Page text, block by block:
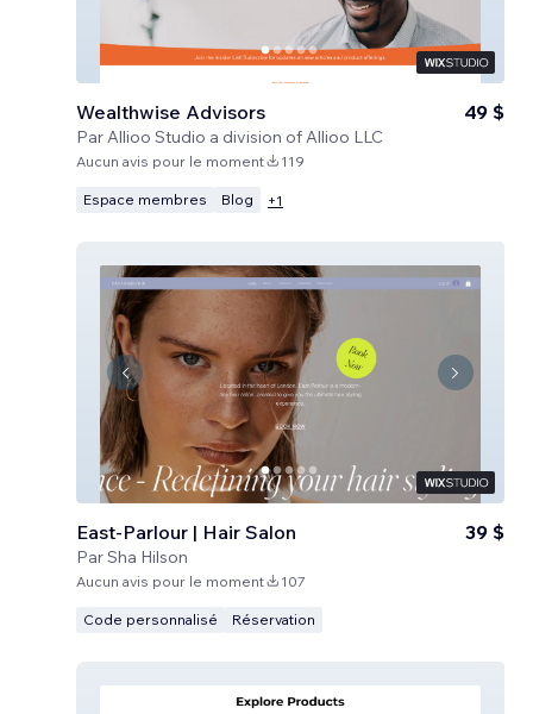
Wealthwise Advisors
ParAllioo Studio a division of Allioo LLC
49 $
Aucun avis pour le moment 119
Espace membres Blog +1
East-Parlour | Hair Salon
ParSha Hilson
39 $
Aucun avis pour le moment 107
Code personnalisé Réservation